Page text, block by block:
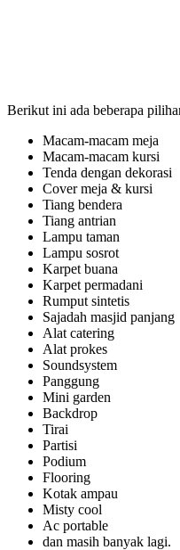
Berikut ini ada beberapa
Macam-macam meja
Macam-macam kursi
Tenda dengan dekorasi
Cover meja & kursi
Tiang bendera
Tiang antrian
Lampu taman
Lampu sosrot
Karpet buana
Karpet permadani
Rumput sintetis
Sajadah masjid panjang
Alat catering
Alat prokes
Soundsystem
Panggung
Mini garden
Backdrop
Tirai
Partisi
Podium
Flooring
Kotak ampau
Misty cool
Ac portable
dan masih banyak lagi.